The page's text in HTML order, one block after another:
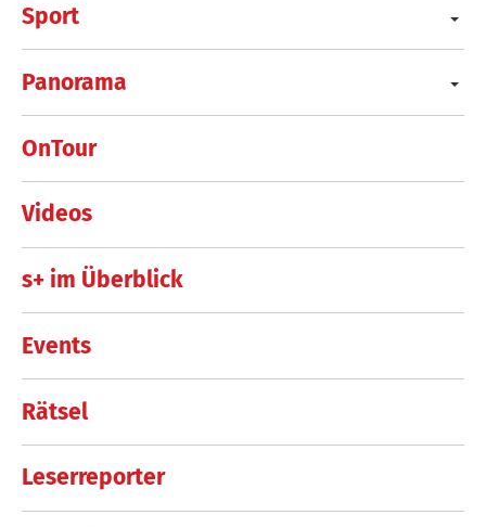
Sport
Panorama
OnTour
Videos
s+ im Überblick
Events
Rätsel
Leserreporter